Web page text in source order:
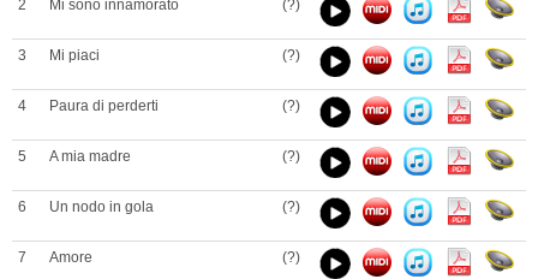
2 Mi sono innamorato (?)
3 Mi piaci (?)
4 Paura di perderti (?)
5 A mia madre (?)
6 Un nodo in gola (?)
7 Amore (?)